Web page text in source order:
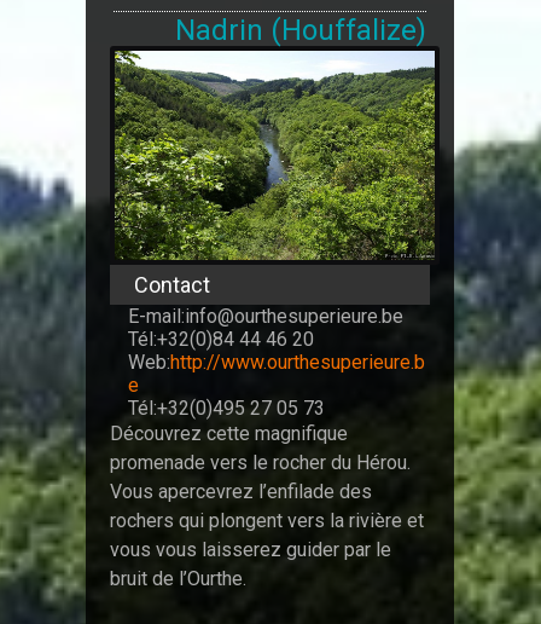
Nadrin (Houffalize)
Contact
E-mail:info@ourthesuperieure.be
Tél:+32(0)84 44 46 20
Web:http://www.ourthesuperieure.b
e
Tél:+32(0)495 27 05 73
Découvrez cette magnifique
promenade vers le rocher du Hérou.
Vous apercevrez l’enfilade des
rochers qui plongent vers la rivière et
vous vous laisserez guider par le
bruit de l’Ourthe.